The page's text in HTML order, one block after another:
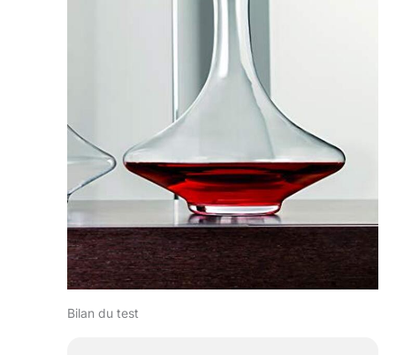
Bilan du test